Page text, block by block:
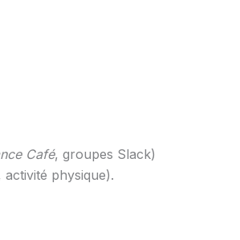
Café, groupes Slack)
physique).